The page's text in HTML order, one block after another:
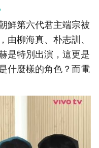
鮮第六代君主端宗被
由柳海真、朴志訓、
是特別出演，這更是
什麼樣的角色？而電